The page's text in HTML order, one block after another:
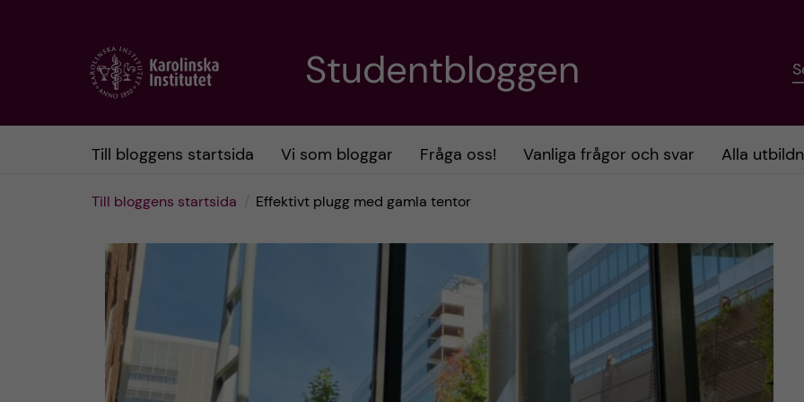
Studentbloggen
Till bloggens startsida Vi som bloggar Fråga oss! Vanliga frågor och svar Alla
Till bloggens startsida Effektivt plugg med gamla tentor